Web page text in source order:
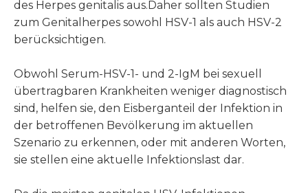
des Herpes genitalis aus.Daher sollten Studien
zum Genitalherpes sowohl HSV-1 als auch HSV-2
berücksichtigen.
Obwohl Serum-HSV-1- und 2-IgM bei sexuell
übertragbaren Krankheiten weniger diagnostisch
sind, helfen sie, den Eisberganteil der Infektion in
der betroffenen Bevölkerung im aktuellen
Szenario zu erkennen, oder mit anderen Worten,
sie stellen eine aktuelle Infektionslast dar.